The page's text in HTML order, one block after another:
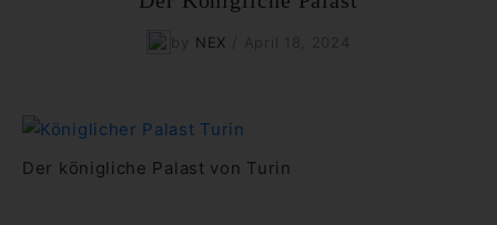
NEX
Der königliche Palast von Turin